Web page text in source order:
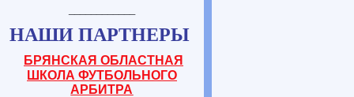
НАШИ ПАРТНЕРЫ
БРЯНСКАЯ ОБЛАСТНАЯ
ШКОЛА ФУТБОЛЬНОГО
АРБИТРА